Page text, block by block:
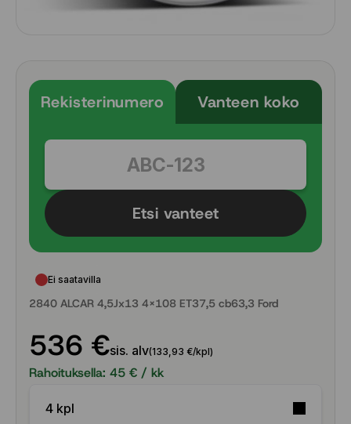
Rekisterinumero Vanteen koko
Etsi vanteet
Ei saatavilla
2840 ALCAR 4,5Jx13 4x108 ET37,5 cb63,3 Ford
536 €sis. alv(133,93 €/kpl)
Rahoituksella: 45 € / kk
4 kpl